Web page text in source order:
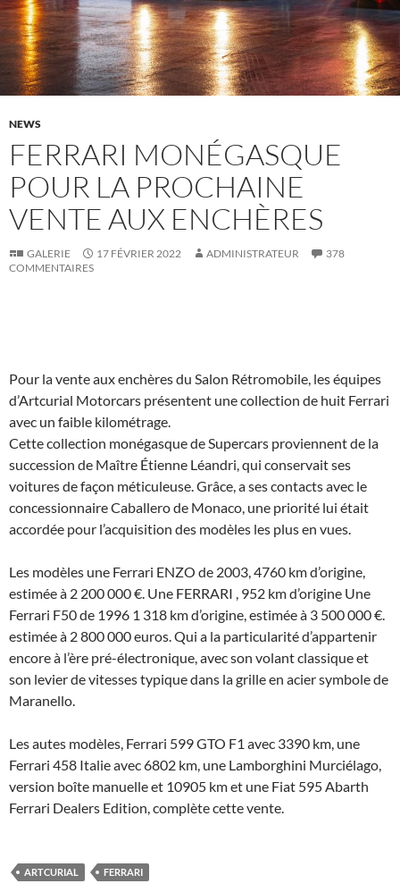
NEWS
FERRARI MONÉGASQUE
POUR LA PROCHAINE
VENTE AUX ENCHÈRES
GALERIE 17 FÉVRIER 2022 ADMINISTRATEUR
378
COMMENTAIRES
Pour la vente aux enchères du Salon Rétromobile, les équipes
d’Artcurial Motorcars présentent une collection de huit Ferrari
avec un faible kilométrage.
Cette collection monégasque de Supercars proviennent de la
succession de Maître Étienne Léandri, qui conservait ses
voitures de façon méticuleuse. Grâce, a ses contacts avec le
concessionnaire Caballero de Monaco, une priorité lui était
accordée pour l’acquisition des modèles les plus en vues.
Les modèles une Ferrari ENZO de 2003, 4760 km d’origine,
estimée à 2 200 000 €. Une FERRARI , 952 km d’origine Une
Ferrari F50 de 1996 1 318 km d’origine, estimée à 3 500 000 €.
estimée à 2 800 000 euros. Qui a la particularité d’appartenir
encore à l’ère pré-électronique, avec son volant classique et
son levier de vitesses typique dans la grille en acier symbole de
Maranello.
Les autes modèles, Ferrari 599 GTO F1 avec 3390 km, une
Ferrari 458 Italie avec 6802 km, une Lamborghini Murciélago,
version boîte manuelle et 10905 km et une Fiat 595 Abarth
Ferrari Dealers Edition, complète cette vente.
ARTCURIAL FERRARI